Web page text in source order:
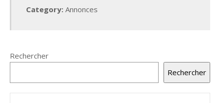
Category: Annonces
Rechercher
Rechercher